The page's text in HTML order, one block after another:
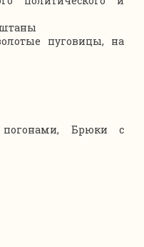
пуговицы, на
Брюки с